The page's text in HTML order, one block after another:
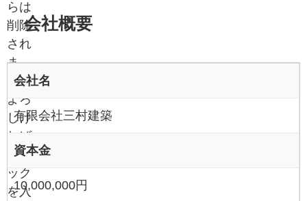
らは
削除
され
ま
す。
よろ
しけ
れば
チェ
ック
を入
会社概要
会社名
有限会社三村建築
資本金
10,000,000円